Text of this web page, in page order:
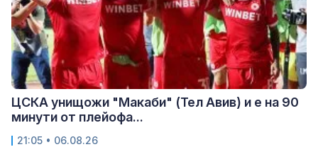
ЦСКА унищожи "Макаби" (Тел Авив) и е на 90
минути от плейофа...
21:05 • 06.08.26